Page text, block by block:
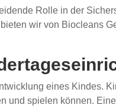
Rolle in der
wir von Biocleans
eines Kindes.
und spielen können.